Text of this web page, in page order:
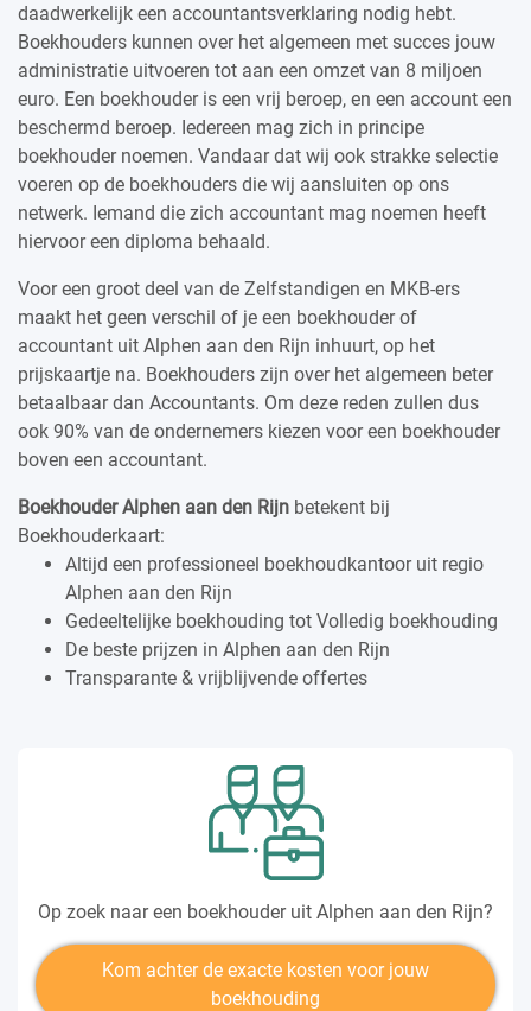
daadwerkelijk een accountantsverklaring nodig hebt.
Boekhouders kunnen over het algemeen met succes jouw
administratie uitvoeren tot aan een omzet van 8 miljoen
euro. Een boekhouder is een vrij beroep, en een account een
beschermd beroep. Iedereen mag zich in principe
boekhouder noemen. Vandaar dat wij ook strakke selectie
voeren op de boekhouders die wij aansluiten op ons
netwerk. Iemand die zich accountant mag noemen heeft
hiervoor een diploma behaald.
Voor een groot deel van de Zelfstandigen en MKB-ers
maakt het geen verschil of je een boekhouder of
accountant uit Alphen aan den Rijn inhuurt, op het
prijskaartje na. Boekhouders zijn over het algemeen beter
betaalbaar dan Accountants. Om deze reden zullen dus
ook 90% van de ondernemers kiezen voor een boekhouder
boven een accountant.
Boekhouder Alphen aan den Rijn betekent bij
Boekhouderkaart:
Altijd een professioneel boekhoudkantoor uit regio
Alphen aan den Rijn
Gedeeltelijke boekhouding tot Volledig boekhouding
De beste prijzen in Alphen aan den Rijn
Transparante & vrijblijvende offertes
Op zoek naar een boekhouder uit Alphen aan den Rijn?
Kom achter de exacte kosten voor jouw
boekhouding